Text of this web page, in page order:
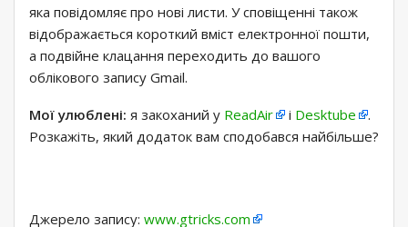
яка повідомляє про нові листи. У сповіщенні також
відображається короткий вміст електронної пошти,
а подвійне клацання переходить до вашого
облікового запису Gmail.
Мої улюблені: я закоханий у ReadAir і Desktube
.
Розкажіть, який додаток вам сподобався найбільше?
Джерело запису: www.gtricks.com